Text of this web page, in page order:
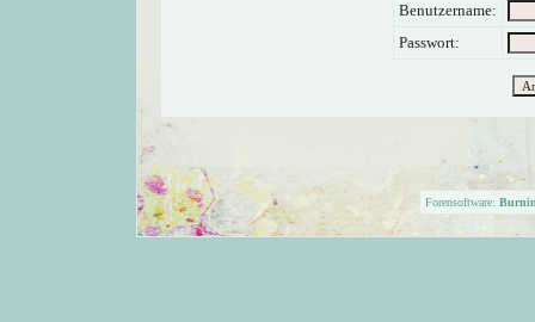
Benutzername:
Passwort:
Forensoftware: